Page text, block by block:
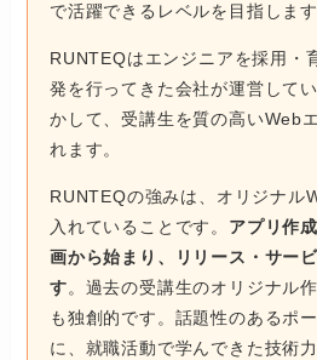
で活躍できるレベルを目指します
RUNTEQはエンジニアを採用・
発を行ってきた会社が運営して
かして、受講生を質の高いWeb
れます。
RUNTEQの強みは、オリジナル
入れていることです。 アプリ作
画から始まり、リリース・サー
す。過去の受講生のオリジナル
も独創的です。話題性のあるポ
に、就職活動で学んできた技術